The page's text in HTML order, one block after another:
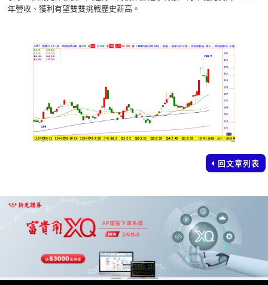
年營收、獲利有望雙雙挑戰歷史新高。
回文章列表